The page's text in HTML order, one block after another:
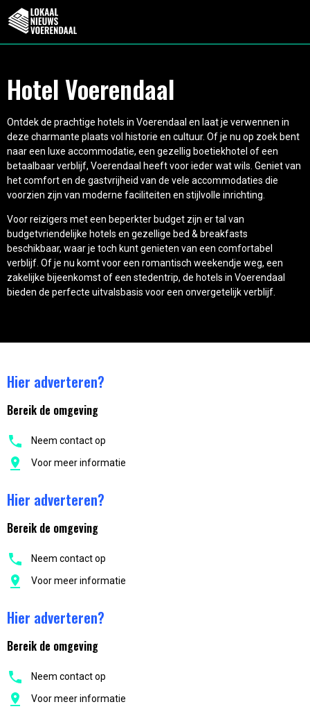
Hotel Voerendaal
Ontdek de prachtige hotels in Voerendaal en laat je verwennen in
deze charmante plaats vol historie en cultuur. Of je nu op zoek bent
naar een luxe accommodatie, een gezellig boetiekhotel of een
betaalbaar verblijf, Voerendaal heeft voor ieder wat wils. Geniet van
het comfort en de gastvrijheid van de vele accommodaties die
voorzien zijn van moderne faciliteiten en stijlvolle inrichting.
Voor reizigers met een beperkter budget zijn er tal van
budgetvriendelijke hotels en gezellige bed & breakfasts
beschikbaar, waar je toch kunt genieten van een comfortabel
verblijf. Of je nu komt voor een romantisch weekendje weg, een
zakelijke bijeenkomst of een stedentrip, de hotels in Voerendaal
bieden de perfecte uitvalsbasis voor een onvergetelijk verblijf.
Hier adverteren?
Bereik de omgeving
Neem contact op
Voor meer informatie
Hier adverteren?
Bereik de omgeving
Neem contact op
Voor meer informatie
Hier adverteren?
Bereik de omgeving
Neem contact op
Voor meer informatie